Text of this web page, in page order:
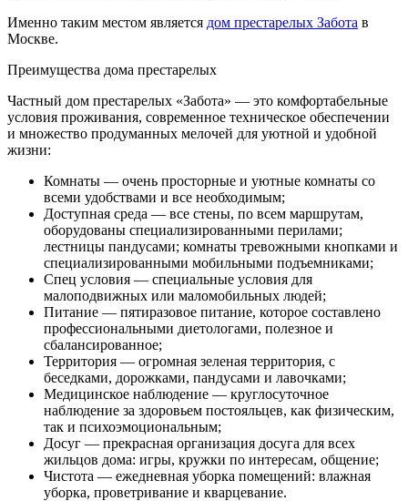
Именно таким местом является дом престарелых Забота в
Москве.
Преимущества дома престарелых
Частный дом престарелых «Забота» — это комфортабельные
условия проживания, современное техническое обеспечении
и множество продуманных мелочей для уютной и удобной
жизни:
Комнаты — очень просторные и уютные комнаты со
всеми удобствами и все необходимым;
Доступная среда — все стены, по всем маршрутам,
оборудованы специализированными перилами;
лестницы пандусами; комнаты тревожными кнопками и
специализированными мобильными подъемниками;
Спец условия — специальные условия для
малоподвижных или маломобильных людей;
Питание — пятиразовое питание, которое составлено
профессиональными диетологами, полезное и
сбалансированное;
Территория — огромная зеленая территория, с
беседками, дорожками, пандусами и лавочками;
Медицинское наблюдение — круглосуточное
наблюдение за здоровьем постояльцев, как физическим,
так и психоэмоциональным;
Досуг — прекрасная организация досуга для всех
жильцов дома: игры, кружки по интересам, общение;
Чистота — ежедневная уборка помещений: влажная
уборка, проветривание и кварцевание.